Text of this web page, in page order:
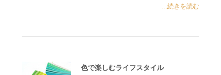
...続きを読む
色で楽しむライフスタイル